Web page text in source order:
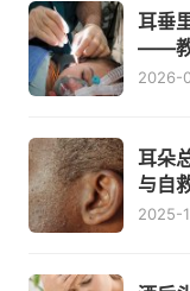
耳垂
——教
2026-
耳朵
与自
2025-